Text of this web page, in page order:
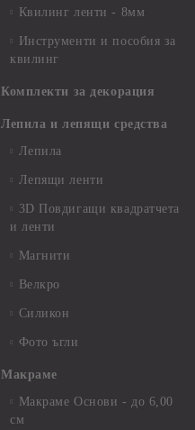
Квилинг ленти - 8мм
Инструменти и пособия за
квилинг
Комплекти за декорация
Лепила и лепящи средства
Лепила
Лепящи ленти
3D Повдигащи квадратчета
и ленти
Магнити
Велкро
Силикон
Фото ъгли
Макраме
Макраме Основи - до 6,00
см